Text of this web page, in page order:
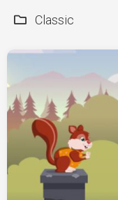
Classic